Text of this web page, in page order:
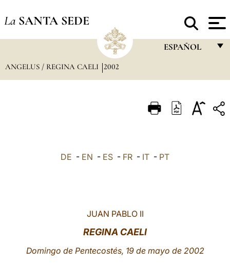
La SANTA SEDE
ESPAÑOL
ITALIANO
LATINE
ANGELUS / REGINA CAELI 2002
DE - EN - ES - FR - IT - PT
JUAN PABLO II
REGINA CAELI
Domingo de Pentecostés, 19 de mayo de 2002